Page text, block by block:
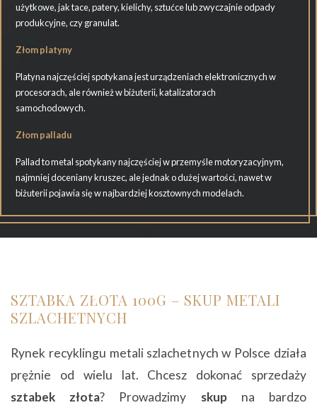
użytkowe, jak tace, patery, kielichy, sztućce lub zwyczajnie odpady
produkcyjne, czy granulat.
Złom platyny
Platyna najczęściej spotykana jest urządzeniach elektronicznych w
procesorach, ale również w biżuterii, katalizatorach
samochodowych.
Złom palladu
Pallad to metal spotykany najczęściej w przemyśle motoryzacyjnym,
najmniej doceniany kruszec, ale jednak o dużej wartości, nawet w
biżuterii pojawia się w najbardziej kosztownych modelach.
SZTABKA ZŁOTA 100G – SKUP METALI
SZLACHETNYCH
Rynek recyklingu metali szlachetnych w Polsce działa
prężnie od wielu lat. Chcesz dokonać sprzedaży
sztabek złota? Prowadzimy skupna bardzo